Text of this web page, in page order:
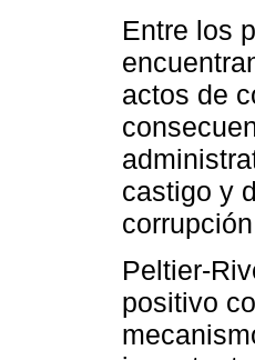
Entre los
actos de
castigo y
Peltier-
positivo